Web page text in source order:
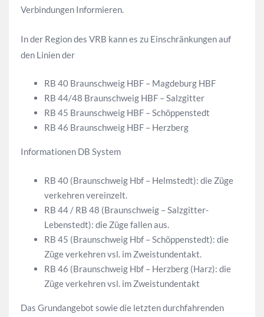
Verbindungen Informieren.
In der Region des VRB kann es zu Einschränkungen auf
den Linien der
RB 40 Braunschweig HBF – Magdeburg HBF
RB 44/48 Braunschweig HBF – Salzgitter
RB 45 Braunschweig HBF – Schöppenstedt
RB 46 Braunschweig HBF – Herzberg
Informationen DB System
RB 40 (Braunschweig Hbf – Helmstedt): die Züge
verkehren vereinzelt.
RB 44 / RB 48 (Braunschweig – Salzgitter-
Lebenstedt): die Züge fallen aus.
RB 45 (Braunschweig Hbf – Schöppenstedt): die
Züge verkehren vsl. im Zweistundentakt.
RB 46 (Braunschweig Hbf – Herzberg (Harz): die
Züge verkehren vsl. im Zweistundentakt
Das Grundangebot sowie die letzten durchfahrenden